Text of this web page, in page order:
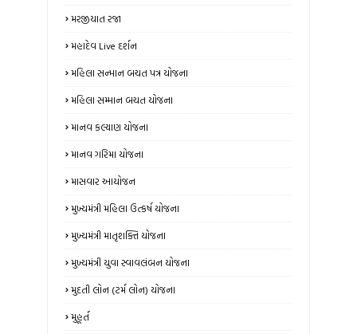
મરજીયાત રજા
મહાદેવ Live દર્શન
મહિલા સન્માન બચત પત્ર યોજના
મહિલા સમ્માન બચત યોજના
માનવ કલ્યાણ યોજના
માનવ ગરિમા યોજના
માસવાર આયોજન
મુખ્યમંત્રી મહિલા ઉત્કર્ષ યોજના
મુખ્યમંત્રી માતૃશક્તિ યોજના
મુખ્યમંત્રી યુવા સ્વાવલંબન યોજના
મુદતી લોન (ટર્મ લોન) યોજના
મુહૂર્ત